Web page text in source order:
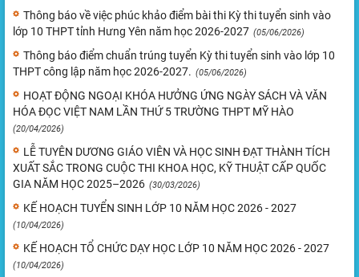
Thông báo về việc phúc khảo điểm bài thi Kỳ thi tuyển sinh vào
lớp 10 THPT tỉnh Hưng Yên năm học 2026-2027 (05/06/2026)
Thông báo điểm chuẩn trúng tuyển Kỳ thi tuyển sinh vào lớp 10
THPT công lập năm học 2026-2027. (05/06/2026)
HOẠT ĐỘNG NGOẠI KHÓA HƯỞNG ỨNG NGÀY SÁCH VÀ VĂN
HÓA ĐỌC VIỆT NAM LẦN THỨ 5 TRƯỜNG THPT MỸ HÀO
(20/04/2026)
LỄ TUYÊN DƯƠNG GIÁO VIÊN VÀ HỌC SINH ĐẠT THÀNH TÍCH
XUẤT SẮC TRONG CUỘC THI KHOA HỌC, KỸ THUẬT CẤP QUỐC
GIA NĂM HỌC 2025–2026 (30/03/2026)
KẾ HOẠCH TUYỂN SINH LỚP 10 NĂM HỌC 2026 - 2027
(10/04/2026)
KẾ HOẠCH TỔ CHỨC DẠY HỌC LỚP 10 NĂM HỌC 2026 - 2027
(10/04/2026)